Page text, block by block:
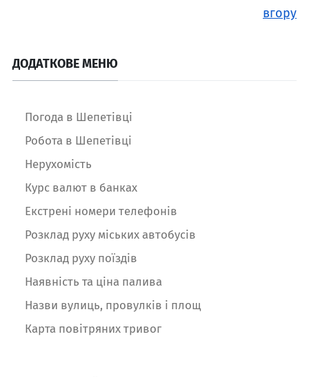
вгору
ДОДАТКОВЕ МЕНЮ
Погода в Шепетівці
Робота в Шепетівці
Нерухомість
Курс валют в банках
Екстрені номери телефонів
Розклад руху міських автобусів
Розклад руху поїздів
Наявність та ціна палива
Назви вулиць, провулків і площ
Карта повітряних тривог